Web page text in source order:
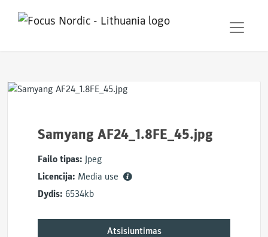
Samyang AF24_1.8FE_45.jpg
Failo tipas: Jpeg
Licencija: Media use
Dydis: 6534kb
Atsisiuntimas